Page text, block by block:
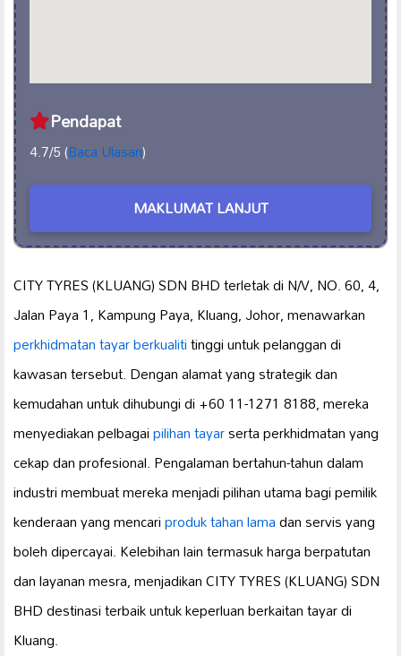
Pendapat
4.7/5 (Baca Ulasan)
MAKLUMAT LANJUT
CITY TYRES (KLUANG) SDN BHD terletak di N/V, NO. 60, 4,
Jalan Paya 1, Kampung Paya, Kluang, Johor, menawarkan
perkhidmatan tayar berkualititinggi untuk pelanggan di
kawasan tersebut. Dengan alamat yang strategik dan
kemudahan untuk dihubungi di +60 11-1271 8188, mereka
menyediakan pelbagaipilihan tayarserta perkhidmatan yang
cekap dan profesional. Pengalaman bertahun-tahun dalam
industri membuat mereka menjadi pilihan utama bagi pemilik
kenderaan yang mencariproduk tahan lamadan servis yang
boleh dipercayai. Kelebihan lain termasuk harga berpatutan
dan layanan mesra, menjadikan CITY TYRES (KLUANG) SDN
BHD destinasi terbaik untuk keperluan berkaitan tayar di
Kluang.